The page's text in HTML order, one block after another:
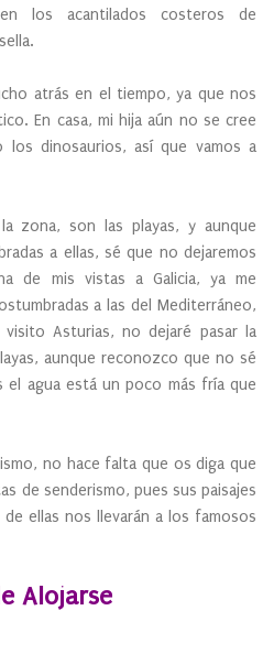
los acantilados costeros de
atrás en el tiempo, ya que nos
En casa, mi hija aún no se cree
los dinosaurios, así que vamos a
zona, son las playas, y aunque
a ellas, sé que no dejaremos
de mis vistas a Galicia, ya me
a las del Mediterráneo,
Asturias, no dejaré pasar la
aunque reconozco que no sé
el agua está un poco más fría que
no hace falta que os diga que
de senderismo, pues sus paisajes
ellas nos llevarán a los famosos
Alojarse